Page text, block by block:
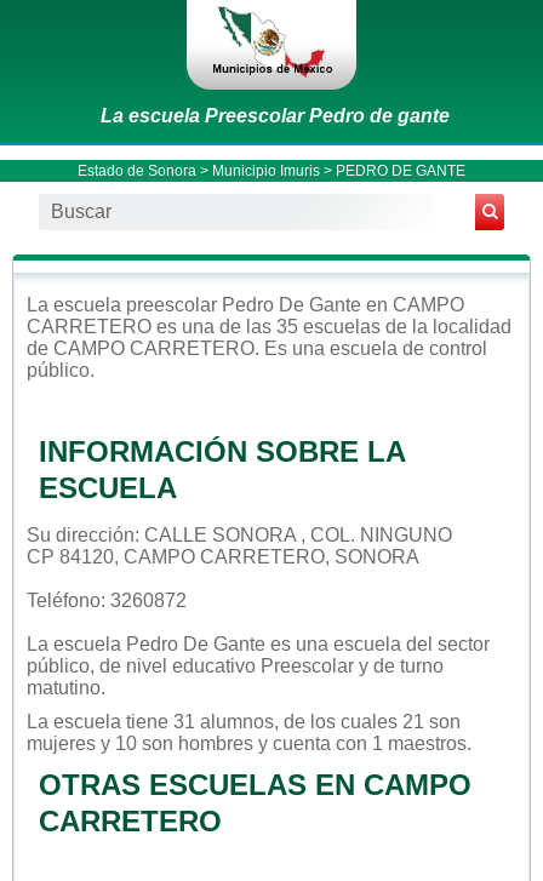
La escuela Preescolar Pedro de gante
Estado de Sonora > Municipio Imuris > PEDRO DE GANTE
La escuela preescolar Pedro De Gante en CAMPO
CARRETERO es una de las 35 escuelas de la localidad
de CAMPO CARRETERO. Es una escuela de control
público.
INFORMACIÓN SOBRE LA
ESCUELA
Su dirección: CALLE SONORA , COL. NINGUNO
CP 84120, CAMPO CARRETERO, SONORA
Teléfono: 3260872
La escuela Pedro De Gante es una escuela del sector
público, de nivel educativo Preescolar y de turno
matutino.
La escuela tiene 31 alumnos, de los cuales 21 son
mujeres y 10 son hombres y cuenta con 1 maestros.
OTRAS ESCUELAS EN CAMPO
CARRETERO